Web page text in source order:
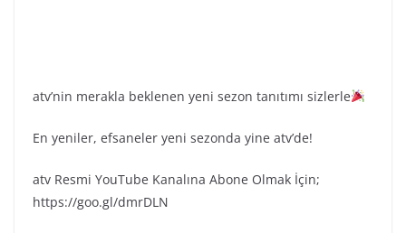
atv’nin merakla beklenen yeni sezon tanıtımı sizlerle
En yeniler, efsaneler yeni sezonda yine atv’de!
atv Resmi YouTube Kanalına Abone Olmak İçin;
https://goo.gl/dmrDLN